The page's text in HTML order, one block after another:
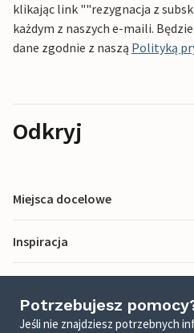
klikając link ""rezygnacja z
każdym z naszych e-maili.
dane zgodnie z naszą Polityką
Odkryj
Miejsca docelowe
Inspiracja
Potrzebujesz
Jeśli nie znajdziesz potrzebnych